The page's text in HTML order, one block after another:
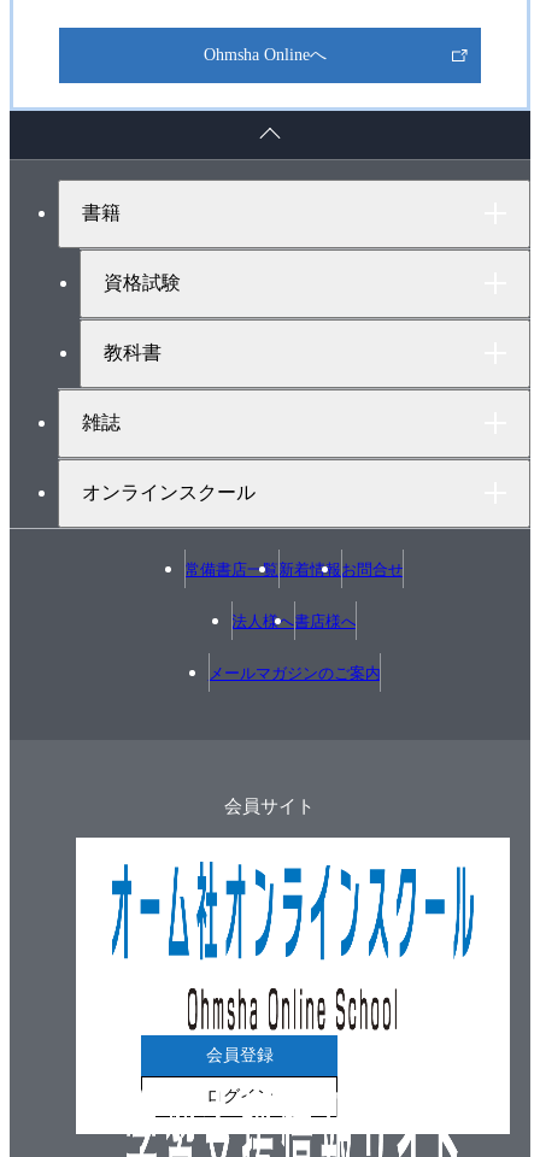
Ohmsha Onlineへ
書籍
資格試験
教科書
雑誌
オンラインスクール
常備書店一覧新着情報お問合せ
法人様へ書店様へ
メールマガジンのご案内
会員サイト
会員登録
ログイン